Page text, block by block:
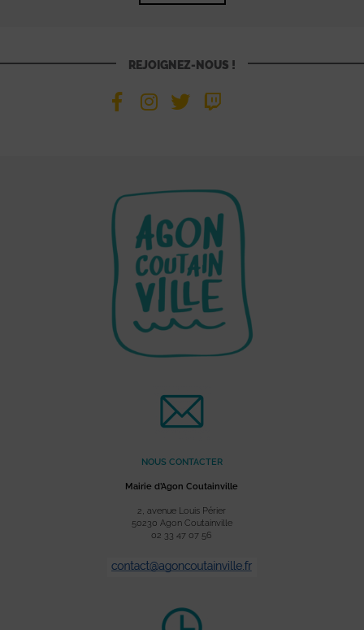
REJOIGNEZ-NOUS !
NOUS CONTACTER
Mairie d’Agon Coutainville
2, avenue Louis Périer
50230 Agon Coutainville
02 33 47 07 56